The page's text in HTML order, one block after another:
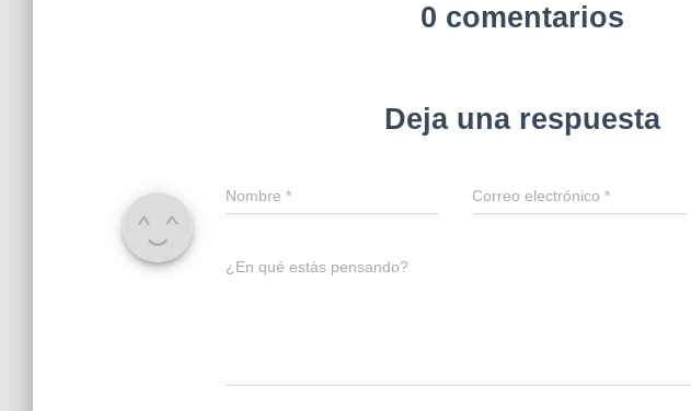
0 comentarios
Deja una respuesta
Nombre * Correo electrónico*
¿En qué estás pensando?